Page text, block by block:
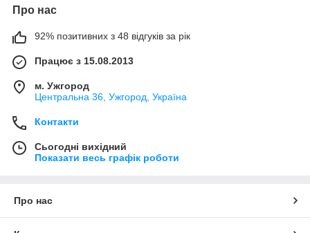
Про нас
92% позитивних з 48 відгуків за рік
Працює з 15.08.2013
м. Ужгород
Центральна 36, Ужгород, Україна
Контакти
Сьогодні вихідний
Показати весь графік роботи
Про нас